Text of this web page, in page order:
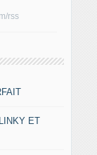
rss
ET